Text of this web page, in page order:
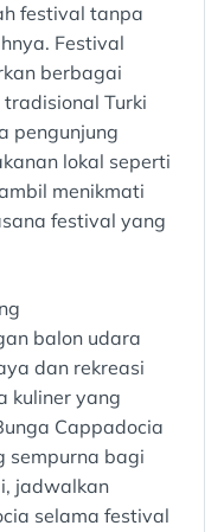
festival tanpa
Festival
berbagai
Turki
pengunjung
lokal seperti
menikmati
festival yang
balon udara
dan rekreasi
kuliner yang
Cappadocia
sempurna bagi
jadwalkan
selama festival